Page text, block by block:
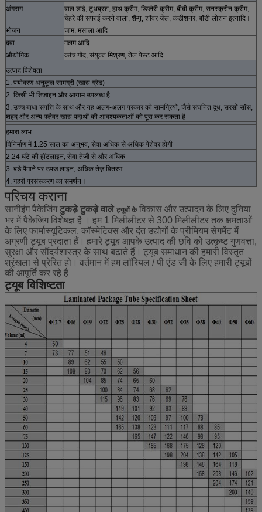
अंगराग
बाल डाई, टूथब्रश, हाथ क्रीम, डिप्लेरी क्रीम, बीबी क्रीम, सनस्क्रीन क्रीम,
चेहरे की सफाई करने वाला, शैम्पू, शॉवर जेल, कंडीशनर, बॉडी लोशन इत्यादि।
भोजन
जाम, मसाला आदि
दवा
मलम आदि
औद्योगिक
कांच गोंद, संयुक्त मिश्रण, तेल पेस्ट आदि
उत्पाद विशेषता
1. पर्यावरण अनुकूल सामग्री (खाद्य ग्रेड)
2. किसी भी डिजाइन और आयाम उपलब्ध है
3. उच्च बाधा संपत्ति के साथ और यह अलग-अलग प्रकार की सामग्रियों, जैसे संघनित दूध, सरसों सॉस,
शहद और अन्य फ्लैवर खाद्य पदार्थों की आवश्यकताओं को पूरा कर सकता है
हमारा लाभ
विनिर्माण में 1.25 साल का अनुभव, सेवा अधिक से अधिक पेशेवर होगी
2.24 घंटे की हॉटलाइन, सेवा तेजी से और अधिक
3. बड़े पैमाने पर उपज लाइन, अधिक तेज़ वितरण
4. गहरी प्रसंस्करण का समर्थन।
परिचय कराना
सानीइंग पैकेजिंगटुकड़े टुकड़े वाले ट्यूबों के विकास और उत्पादन के लिए दुनिया
भर में पैकेजिंग विशेषज्ञ है । हम 1 मिलीलीटर से 300 मिलीलीटर तक क्षमताओं
के लिए फार्मास्यूटिकल, कॉस्मेटिक्स और दंत उद्योगों के प्रीमियम सेगमेंट में
अग्रणी ट्यूब प्रदाता हैं। हमारे ट्यूब आपके उत्पाद की छवि को उत्कृष्ट गुणवत्ता,
सुरक्षा और सौंदर्यशास्त्र के साथ बढ़ाते हैं। ट्यूब समाधान की हमारी विस्तृत
श्रृंखला से प्रेरित हो। वर्तमान में हम लॉरियल / पी एंड जी के लिए हमारी ट्यूबों
की आपूर्ति कर रहे हैं
ट्यूब विशिष्टता